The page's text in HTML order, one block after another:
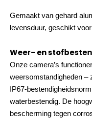
Gemaakt van gehard
levensduur, geschikt
Weer- en
Onze camera’s
weersomstandigheden –
IP67-
waterbestendig. De
bescherming tegen